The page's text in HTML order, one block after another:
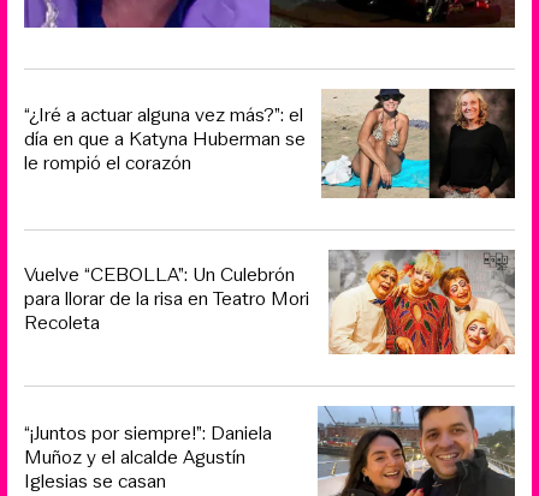
“¿Iré a actuar alguna vez más?”: el
día en que a Katyna Huberman se
le rompió el corazón
Vuelve “CEBOLLA”: Un Culebrón
para llorar de la risa en Teatro Mori
Recoleta
“¡Juntos por siempre!”: Daniela
Muñoz y el alcalde Agustín
Iglesias se casan